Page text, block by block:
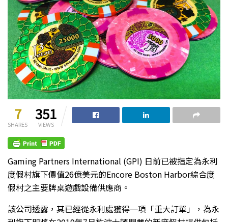
7
SHARES
351
VIEWS
Gaming Partners International (GPI) 日前已被指定為永利
度假村旗下價值26億美元的Encore Boston Harbor綜合度
假村之主要牌桌遊戲設備供應商。
該公司透露，其已經從永利處獲得一項「重大訂單」，為永